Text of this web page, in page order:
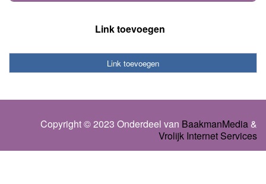
Link toevoegen
Link toevoegen
Copyright © 2023 Onderdeel van BaakmanMedia &
Vrolijk Internet Services